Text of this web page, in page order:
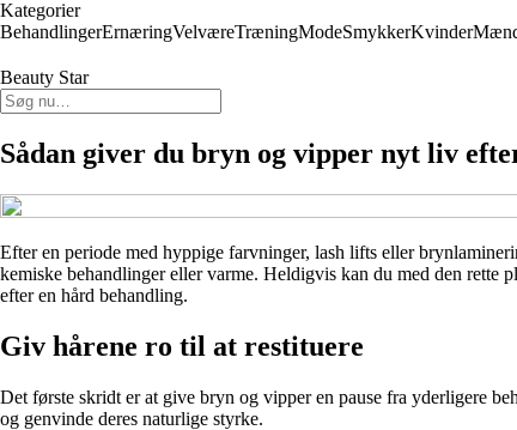
Kategorier
BehandlingerErnæringVelværeTræningModeSmykkerKvinder
Beauty Star
Sådan giver du bryn og vipper nyt liv
Efter en periode med hyppige farvninger, lash lifts eller
kemiske behandlinger eller varme. Heldigvis kan du med den
efter en hård behandling.
Giv hårene ro til at restituere
Det første skridt er at give bryn og vipper en pause fra yderligere
og genvinde deres naturlige styrke.